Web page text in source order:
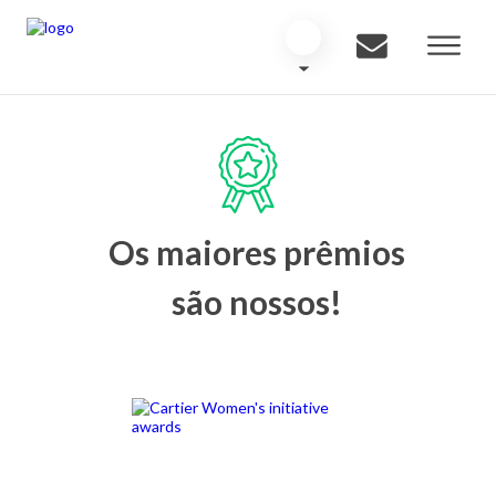
Os maiores prêmios
são nossos!